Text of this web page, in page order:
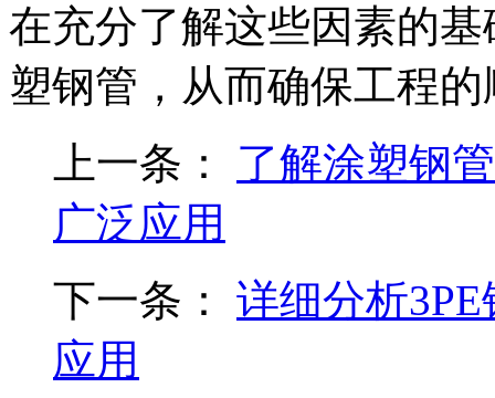
在充分了解这些因素的
塑钢管，从而确保工程
上一条： 了解涂塑钢
广泛应用
下一条： 详细分析
应用